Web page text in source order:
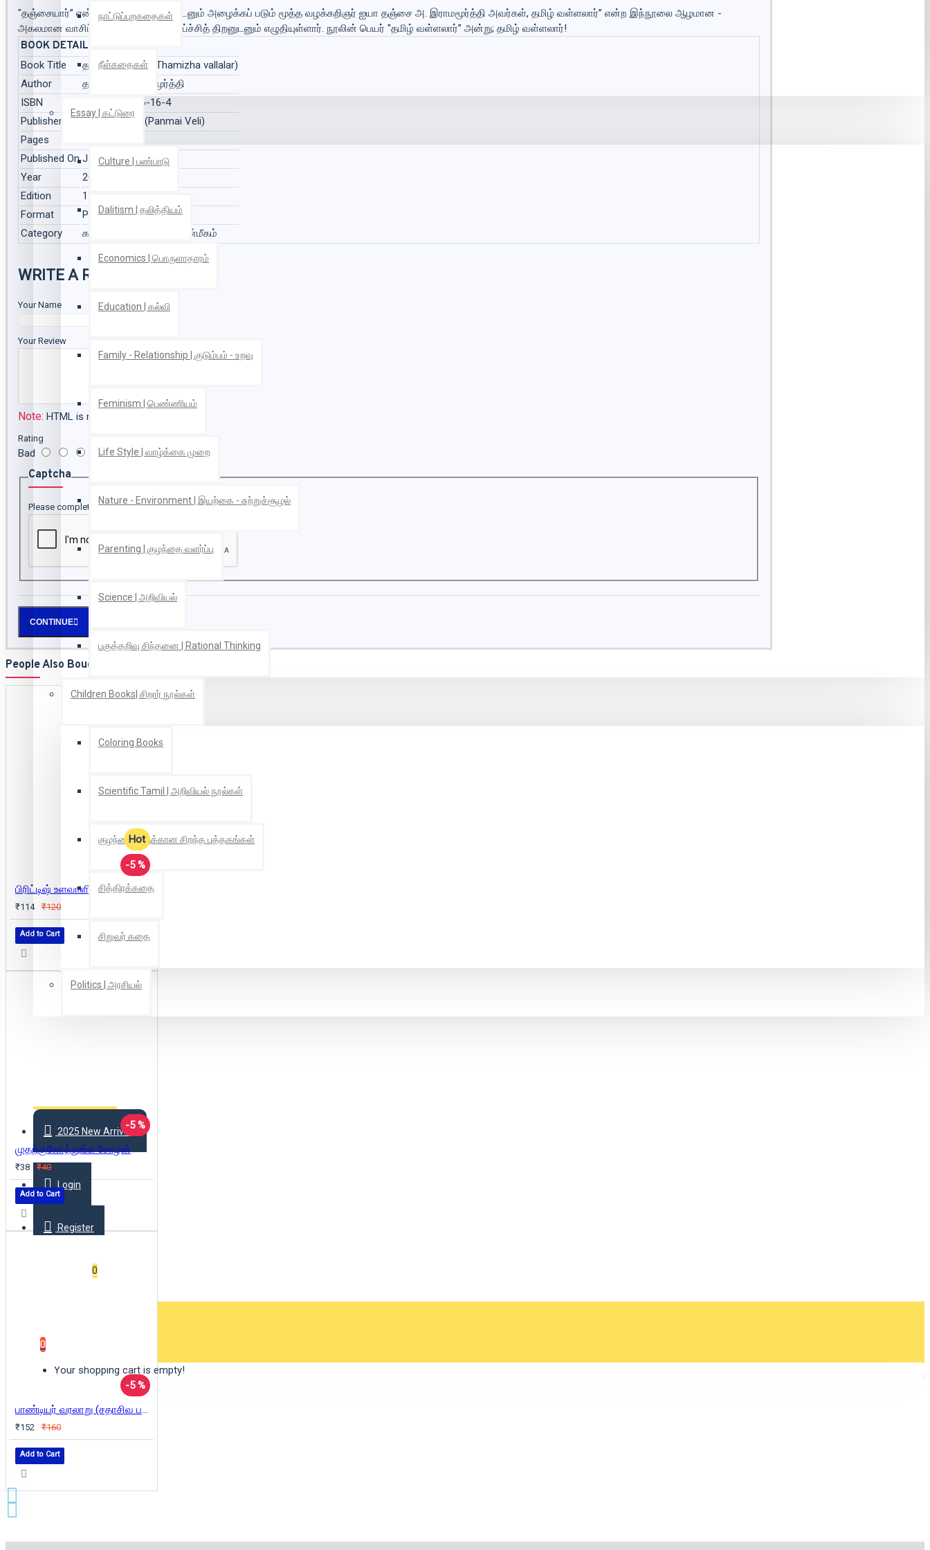
நாட்டுப்புறகதைகள்
நீள்கதைகள்
Essay | கட்டுரை
Culture | பண்பாடு
Dalitism | தலித்தியம்
Economics | பொருளாதாரம்
Education | கல்வி
Family - Relationship | குடும்பம் - உறவு
Feminism | பெண்ணியம்
Life Style | வாழ்க்கை முறை
Nature - Environment | இயற்கை - சுற்றுச்சூழல்
Parenting | குழந்தை வளர்ப்பு
Science | அறிவியல்
பகுத்தறிவு சிந்தனை | Rational Thinking
Children Books| சிறார் நூல்கள்
Coloring Books
Scientific Tamil | அறிவியல் நூல்கள்
குழந்தைகளுக்கான சிறந்த புத்தகங்கள்
சித்திரக்கதை
சிறுவர் கதை
Politics | அரசியல்
2025 New Arrivals
Login
Register
0
0
Your shopping cart is empty!
"தஞ்சையார்” என்று அன்புடனும் மதிப்புடனும் அழைக்கப் படும் மூத்த வழக்கறிஞர் ஐயா தஞ்சை அ. இராமமூர்த்தி அவர்கள், தமிழ் வள்ளலார்” என்ற இந்நூலை ஆழமான -
அகலமான வாசிப்பு ஆற்றலுடனும் ஆராய்ச்சித் திறனுடனும் எழுதியுள்ளார். நூலின் பெயர் "தமிழ் வள்ளலார்” அன்று; தமிழ் வள்ளலார்!
BOOK DETAILS
Book Title
தமிழ வள்ளலார் (Thamizha vallalar)
Author
தஞ்சை அ இராமமூர்த்தி
ISBN
978-93-88546-16-4
Publisher
பன்மை வெளி (Panmai Veli)
Pages
Published On Jan 2019
Year
2019
Edition
1
Format
Paper Back
Category
கட்டுரைகள், வரலாறு, ஆன்மீகம்
WRITE A REVIEW
Your Name
Your Review
Note: HTML is not translated!
Rating
Bad Good
Captcha
Please complete the captcha validation below
CONTINUE
People Also Bought
Hot
-5 %
பிரிட்டிஷ் உளவாளியின் ஒப்புதல் வாக்குமூலம்
₹114 ₹120
Add to Cart
-5 %
முதற்குலோத்துங்க சோழன்
₹38 ₹40
Add to Cart
-5 %
பாண்டியர் வரலாறு (சதாசிவ பண்டாரத்தார்)
₹152 ₹160
Add to Cart